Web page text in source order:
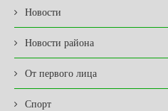
Новости
Новости района
От первого лица
Спорт